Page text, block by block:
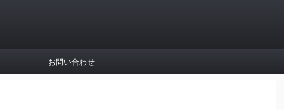
お問い合わせ